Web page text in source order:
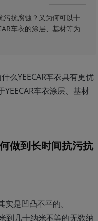
污抗腐蚀？又为何可以十
车衣的涂层、基材等为
么YEECAR车衣具有更优
车衣涂层、基材
做到长时间抗污抗
是凹凸不平的。
到几十纳米不等的无数纳